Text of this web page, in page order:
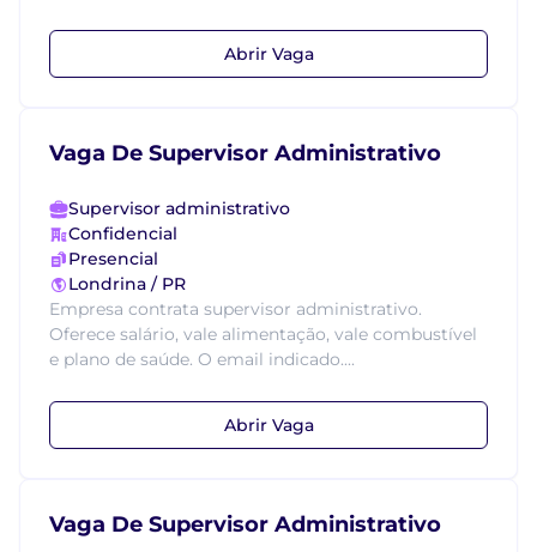
Abrir Vaga
Vaga De Supervisor Administrativo
Supervisor administrativo
Confidencial
Presencial
Londrina / PR
Empresa contrata supervisor administrativo.
Oferece salário, vale alimentação, vale combustível
e plano de saúde. O email indicado....
Abrir Vaga
Vaga De Supervisor Administrativo